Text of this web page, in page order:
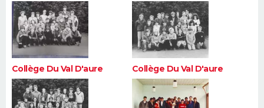
Collège Du Val D'aure Collège Du Val D'aure